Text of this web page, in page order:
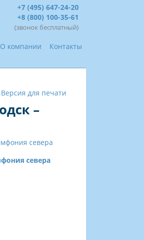
+7 (495) 647-24-20
+8 (800) 100-35-61
(звонок бесплатный)
О компании Контакты
Версия для печати
–
севера